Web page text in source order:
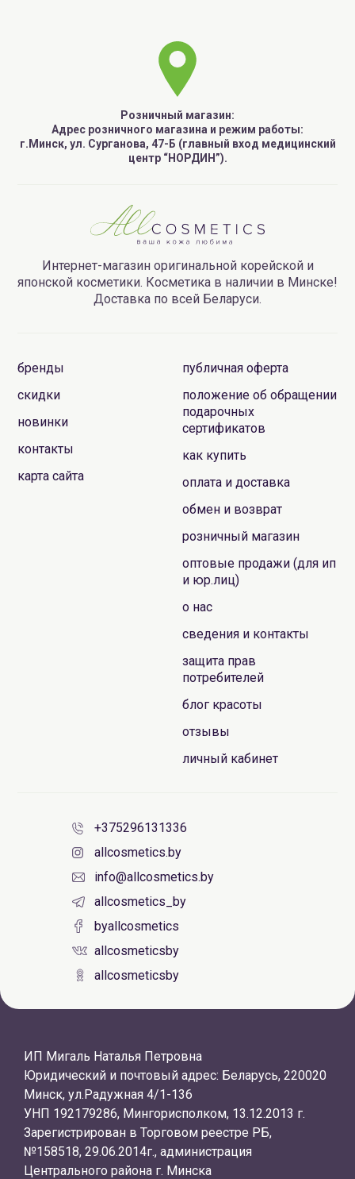
Розничный магазин:
Адрес розничного магазина и режим работы:
г.Минск, ул. Сурганова, 47-Б (главный вход медицинский
центр “НОРДИН”).
Интернет-магазин оригинальной корейской и
японской косметики. Косметика в наличии в Минске!
Доставка по всей Беларуси.
бренды
скидки
новинки
контакты
карта сайта
публичная оферта
положение об обращении
подарочных
сертификатов
как купить
оплата и доставка
обмен и возврат
розничный магазин
оптовые продажи (для ип
и юр.лиц)
о нас
сведения и контакты
защита прав
потребителей
блог красоты
отзывы
личный кабинет
+375296131336
allcosmetics.by
info@allcosmetics.by
allcosmetics_by
byallcosmetics
allcosmeticsby
allcosmeticsby
ИП Мигаль Наталья Петровна
Юридический и почтовый адрес: Беларусь, 220020
Минск, ул.Радужная 4/1-136
УНП 192179286, Мингорисполком, 13.12.2013 г.
Зарегистрирован в Торговом реестре РБ,
№158518, 29.06.2014г., администрация
Центрального района г. Минска